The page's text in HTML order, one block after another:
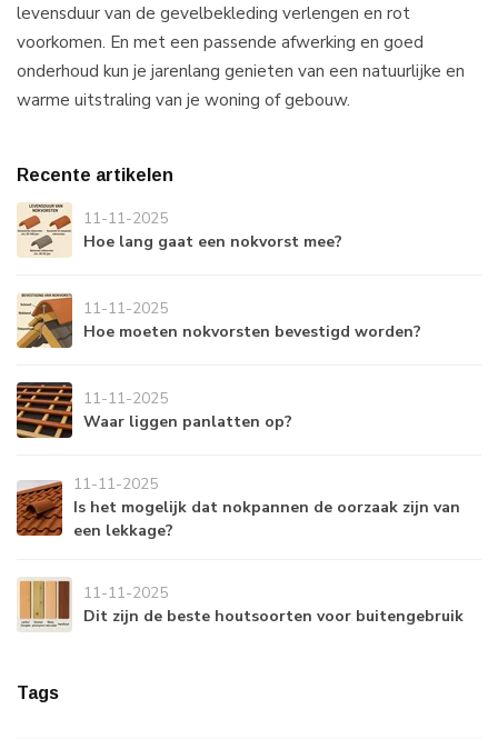
levensduur van de gevelbekleding verlengen en rot
voorkomen. En met een passende afwerking en goed
onderhoud kun je jarenlang genieten van een natuurlijke en
warme uitstraling van je woning of gebouw.
Recente artikelen
11-11-2025
Hoe lang gaat een nokvorst mee?
11-11-2025
Hoe moeten nokvorsten bevestigd worden?
11-11-2025
Waar liggen panlatten op?
11-11-2025
Is het mogelijk dat nokpannen de oorzaak zijn van
een lekkage?
11-11-2025
Dit zijn de beste houtsoorten voor buitengebruik
Tags